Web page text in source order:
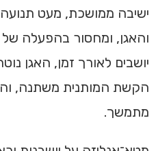
ישיבה ממושכת, מעט
והאגן, ומחסור בהפעלה
יושבים לאורך זמן, האגן
הקשת המותנית משתנה,
מתמשך.